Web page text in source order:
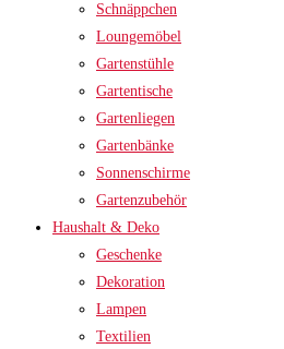
Schnäppchen
Loungemöbel
Gartenstühle
Gartentische
Gartenliegen
Gartenbänke
Sonnenschirme
Gartenzubehör
Haushalt & Deko
Geschenke
Dekoration
Lampen
Textilien